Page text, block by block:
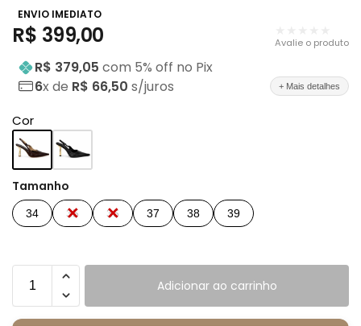
ENVIO IMEDIATO
R$ 399,00 Avalie o produto
R$ 379,05 com 5% off no Pix
6x de R$ 66,50 s/juros + Mais detalhes
Cor
Tamanho
34 35 36 37 38 39
Adicionar ao carrinho